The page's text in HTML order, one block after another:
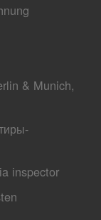
& Munich,
inspector